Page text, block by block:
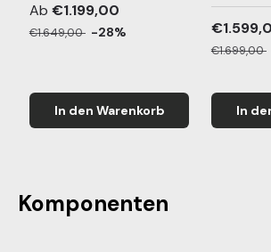
Ab €1.199,00
€1.649,00 -28%
In den Warenkorb
€1.699,00
In
Komponenten